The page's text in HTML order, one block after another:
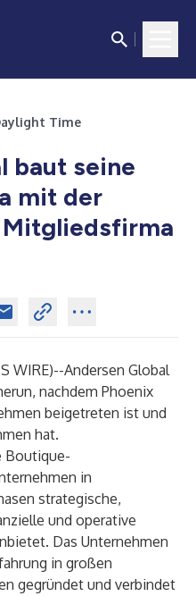
Time
baut seine
mit der
WIRE)--Andersen Global
nachdem Phoenix
beigetreten ist und
hat.
Boutique-
in
strategische,
und operative
Das Unternehmen
in großen
gegründet und verbindet